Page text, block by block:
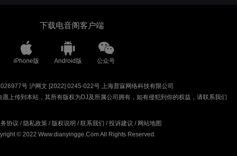
下载电音阁客户端
iPhone版 Android版 公众号
号 沪网文 [2022] 0245-022号 上海普寐网络科技有限公司
上传到本站，其所有版权为DJ及所属公司拥有，如有侵犯到你的权益，请联系我们
协议 / 隐私政策/ 版权说明 /联系我们 /投诉建议 / 网站地图
© 2022 Www.dianyingge.Com All Rights Reserved.